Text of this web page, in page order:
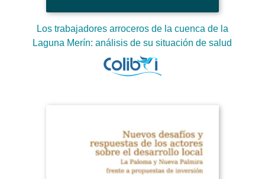
Los trabajadores arroceros de la cuenca de la
Laguna Merín: análisis de su situación de salud